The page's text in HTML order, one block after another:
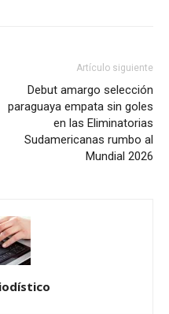
Artículo siguiente
Debut amargo selección
paraguaya empata sin goles
en las Eliminatorias
Sudamericanas rumbo al
Mundial 2026